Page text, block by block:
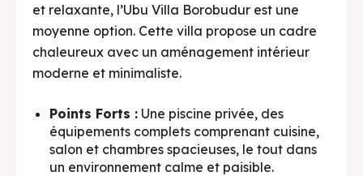
et relaxante, l’Ubu Villa Borobudur est une
moyenne option. Cette villa propose un cadre
chaleureux avec un aménagement intérieur
moderne et minimaliste.
Points Forts : Une piscine privée, des
équipements complets comprenant cuisine,
salon et chambres spacieuses, le tout dans
un environnement calme et paisible.